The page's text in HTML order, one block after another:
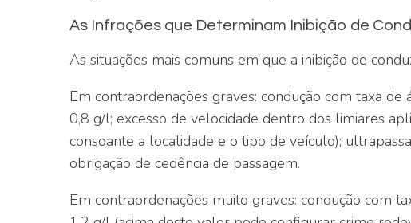
As Infrações que Determinam Inibição de
As situações mais comuns em que a inibição de
Em contraordenações graves: condução com taxa
0,8 g/l; excesso de velocidade dentro dos limiares
consoante a localidade e o tipo de veículo);
obrigação de cedência de passagem.
Em contraordenações muito graves: condução com